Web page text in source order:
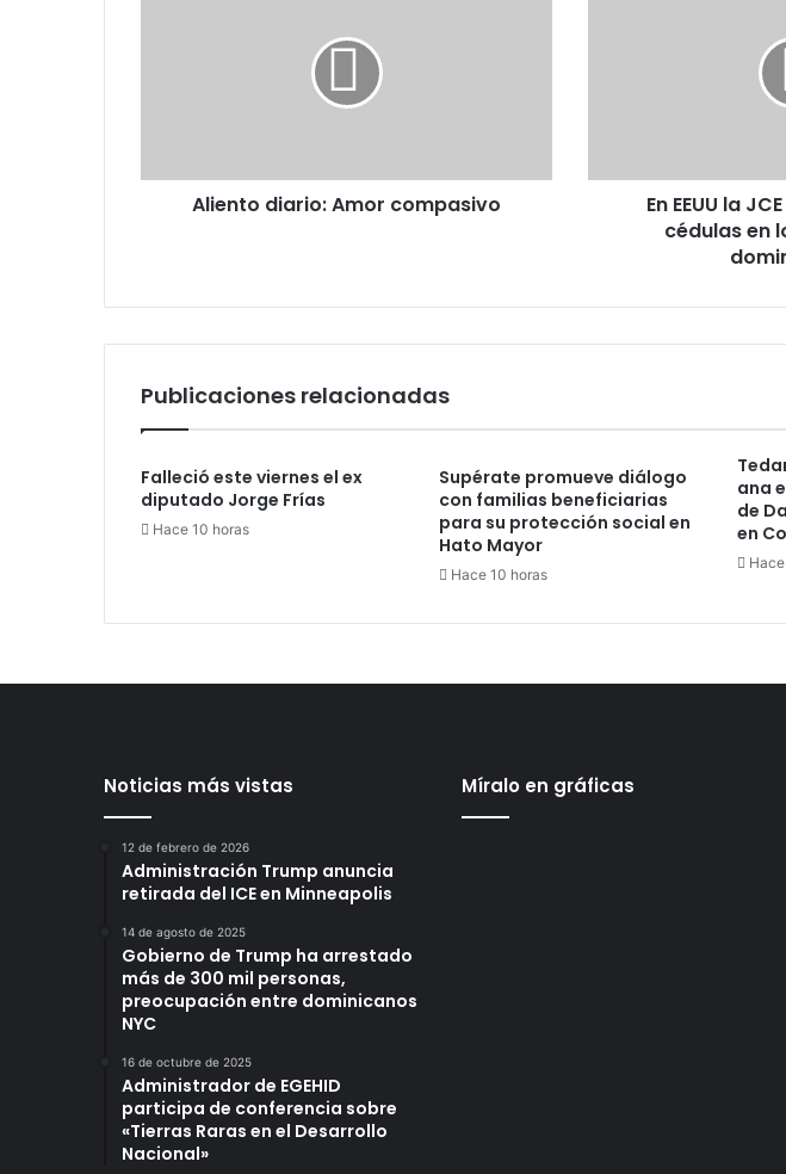
Aliento diario: Amor compasivo
los
consulados
dominicanos
En EEUU la
cédulas en
Publicaciones relacionadas
Falleció este viernes el ex
diputado Jorge Frías
Hace 10 horas
Supérate promueve diálogo
con familias beneficiarias
para su protección social en
Hato Mayor
Hace 10 horas
ana
de
en
Noticias más vistas
12 de febrero de 2026
Administración Trump anuncia
retirada del ICE en Minneapolis
14 de agosto de 2025
Gobierno de Trump ha arrestado
más de 300 mil personas,
preocupación entre dominicanos
NYC
16 de octubre de 2025
Administrador de EGEHID
participa de conferencia sobre
«Tierras Raras en el Desarrollo
Nacional»
Míralo en gráficas